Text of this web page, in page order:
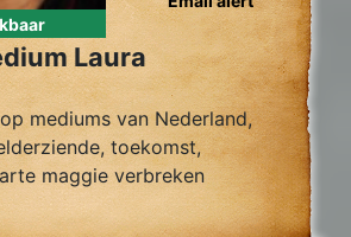
Laura
mediums van Nederland,
toekomst,
maggie verbreken
gidscontact,
levensvragen.